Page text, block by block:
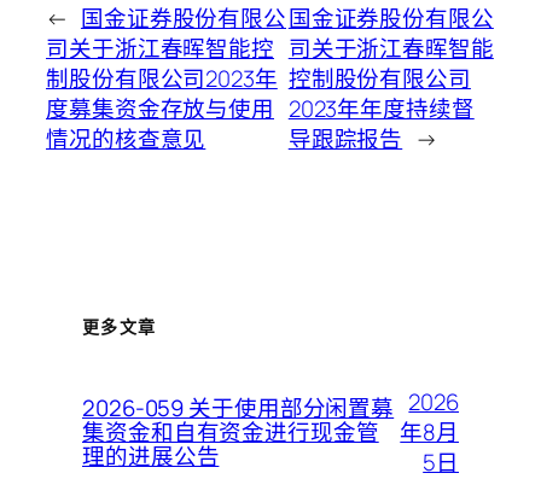
← 国金证券股份有限公
司关于浙江春晖智能控
制股份有限公司2023年
度募集资金存放与使用
情况的核查意见
国金证券股份有限公
司关于浙江春晖智能
控制股份有限公司
2023年年度持续督
导跟踪报告 →
更多文章
2026-059 关于使用部分闲置募
集资金和自有资金进行现金管
理的进展公告
2026
年8月
5日